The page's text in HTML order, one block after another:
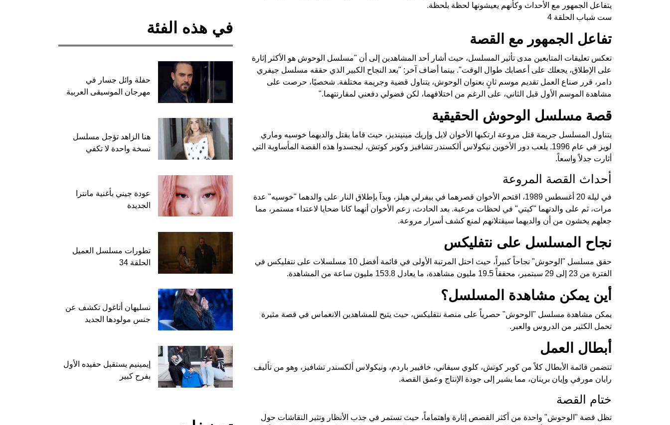
يتفاعل الجمهور مع الأحداث وكأنهم يعيشونها لحظة بلحظة.
ست شباب الحلقة 4
تفاعل الجمهور مع القصة
تعكس تعليقات المتابعين مدى تأثير المسلسل، حيث أشار أحد المشاهدين إلى أن "مسلسل الوحوش هو الأكثر إثارة
على الإطلاق، يجعلك على أعصابك طوال الوقت". بينما أضاف آخر: "بعد النجاح الكبير الذي حققه مسلسل جيفري
دامر، قرر صناع العمل تقديم موسم ثانٍ بعنوان الوحوش، يتناول قضية وجريمة مختلفة. شخصيًا، حرصت على
مشاهدة الموسم الأول قبل الثاني، على الرغم من اختلافهما، لكن فضولي دفعني لمقارنتهما."
قصة مسلسل الوحوش الحقيقية
يتناول المسلسل جريمة قتل مروعة ارتكبها الأخوان لايل وإريك مينينديز، حيث قاما بقتل والديهما خوسيه وماري
لويز في عام 1996. يلعب دور الأخوين نيكولاس ألكسندر تشافيز وكوبر كوتش، ليجسدوا هذه القصة المأساوية التي
أثارت جدلاً واسعاً.
أحداث القصة المروعة
في ليلة 20 أغسطس 1989، اقتحم الأخوان قصرهما في بيفرلي هيلز، وبدآ بإطلاق النار على والدهما "خوسيه" عدة
مرات، ثم على والدتهما "كيتي" في لحظات مرعبة. بعد الحادث، زعم الأخوان أنهما كانا ضحايا لاعتداء مستمر، مما
جعلهم يخشون من أن والديهما سيقتلانهم لمنع كشف أسرار مروعة.
نجاح المسلسل على نتفليكس
حقق مسلسل "الوحوش" نجاحاً كبيراً، حيث احتل المرتبة الأولى في قائمة أفضل 10 مسلسلات على نتفليكس في
الفترة من 23 إلى 29 سبتمبر، محققاً 19.5 مليون مشاهدة، ما يعادل 153.8 مليون ساعة من المشاهدة.
أين يمكن مشاهدة المسلسل؟
يمكن مشاهدة مسلسل "الوحوش" حصرياً على منصة نتفليكس، حيث يتيح للمشاهدين الانغماس في قصة مثيرة
تحمل الكثير من الدروس والعبر.
أبطال العمل
تتضمن قائمة الأبطال كلاً من كوبر كوتش، كلوي سيفاني، خافيير باردم، ونيكولاس ألكسندر تشافيز، وهو من تأليف
رايان مورفي وإيان برينان، مما يشير إلى جودة الإنتاج وعمق القصة.
ختام القصة
تظل قصة "الوحوش" واحدة من أكثر القصص إثارة واهتماماً، حيث تستمر في جذب الأنظار وتثير النقاشات حول
في هذه الفئة
حفلة وائل جسار في
مهرجان الموسيقى العربية
هنا الزاهد تؤجل مسلسل
نسخة واحدة لا تكفي
عودة جيني بأغنية مانترا
الجديدة
تطورات مسلسل العميل
الحلقة 34
نسليهان أتاغول تكشف عن
جنس مولودها الجديد
إيمينيم يستقبل حفيده الأول
بفرح كبير